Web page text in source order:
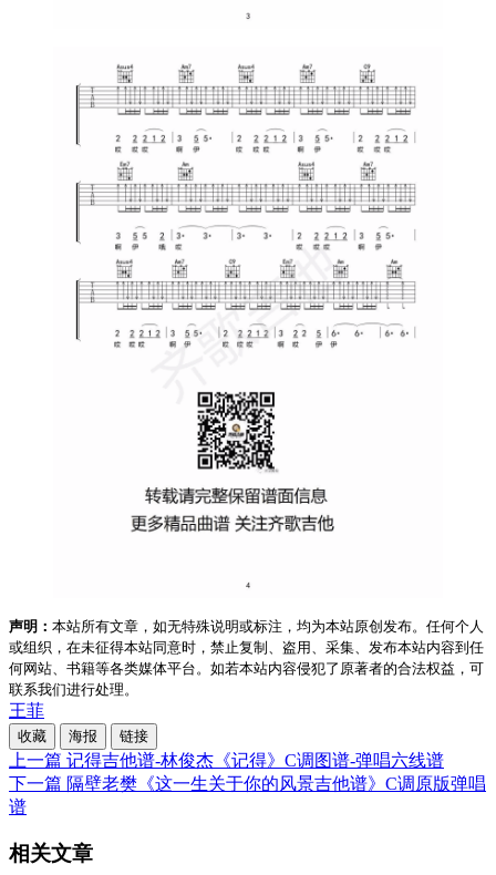
声明： 本站所有文章，如无特殊说明或标注，均为本站原创发布。任何个人
或组织，在未征得本站同意时，禁止复制、盗用、采集、发布本站内容到任
何网站、书籍等各类媒体平台。如若本站内容侵犯了原著者的合法权益，可
联系我们进行处理。
王菲
收藏 海报 链接
上一篇 记得吉他谱-林俊杰《记得》C调图谱-弹唱六线谱
下一篇 隔壁老樊《这一生关于你的风景吉他谱》C调原版弹唱
谱
相关文章